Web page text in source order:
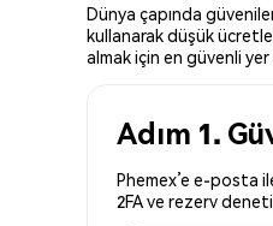
Dünya çapında
kullanarak düşük
almak için en güvenli
Adım 1.
Phemex’e e-posta
2FA ve rezerv